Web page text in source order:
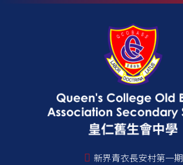
新界青衣長安村第一期